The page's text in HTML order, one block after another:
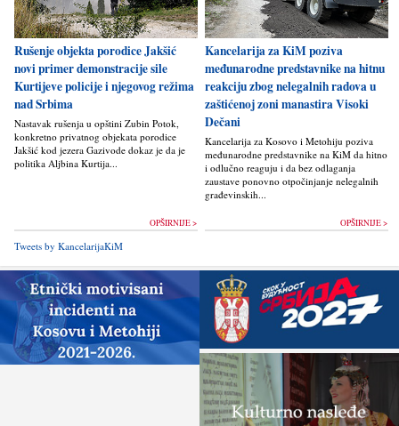
Rušenje objekta porodice Jakšić
novi primer demonstracije sile
Kurtijeve policije i njegovog režima
nad Srbima
Nastavak rušenja u opštini Zubin Potok,
konkretno privatnog objekata porodice
Jakšić kod jezera Gazivode dokaz je da je
politika Alјbina Kurtija...
OPŠIRNIJE >
Kancelarija za KiM poziva
međunarodne predstavnike na hitnu
reakciju zbog nelegalnih radova u
zaštićenoj zoni manastira Visoki
Dečani
Kancelarija za Kosovo i Metohiju poziva
međunarodne predstavnike na KiM da hitno
i odlučno reaguju i da bez odlaganja
zaustave ponovno otpočinjanje nelegalnih
građevinskih...
OPŠIRNIJE >
Tweets by KancelarijaKiM